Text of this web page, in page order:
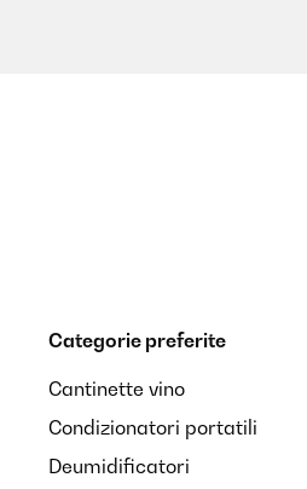
Categorie preferite
Cantinette vino
Condizionatori portatili
Deumidificatori